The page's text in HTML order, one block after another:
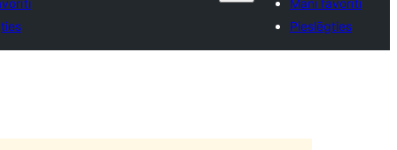
Mani favorīti
Pieslēgties